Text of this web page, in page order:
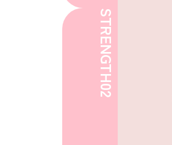
STRENGTH
02